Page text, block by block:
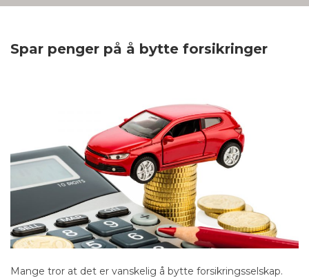
Spar penger på å bytte forsikringer
Mange tror at det er vanskelig å bytte forsikringsselskap.